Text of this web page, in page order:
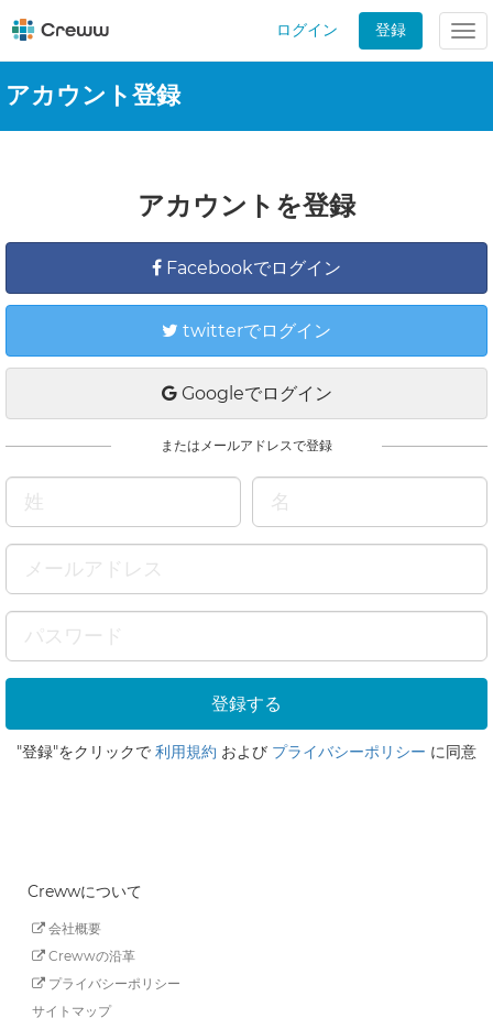
ログイン 登録
アカウント登録
アカウントを登録
Facebookでログイン
twitterでログイン
Googleでログイン
またはメールアドレスで登録
"登録"をクリックで 利用規約 および プライバシーポリシー に同意
Crewwについて
会社概要
Crewwの沿革
プライバシーポリシー
サイトマップ